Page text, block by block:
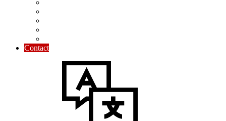
Contact